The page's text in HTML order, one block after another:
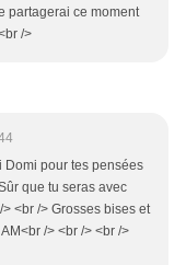
partagerai ce moment
/>
Domi pour tes pensées
que tu seras avec
<br /> Grosses bises et
/> <br /> <br />